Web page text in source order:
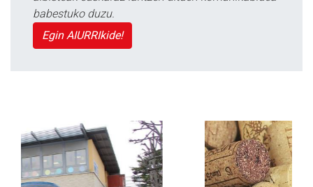
babestuko duzu.
Egin AIURRIkide!